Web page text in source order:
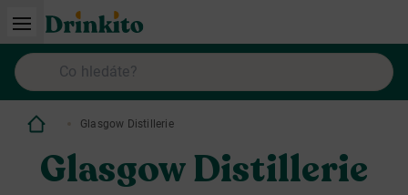
Glasgow Distillerie
Glasgow Distillerie